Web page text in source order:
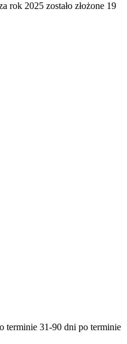
rok 2025 zostało złożone 19
terminie 31-90 dni po terminie